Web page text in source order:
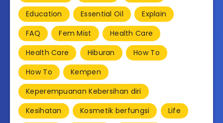
Education
Essential Oil
Explain
FAQ
Fem Mist
Health Care
Health Care
Hiburan
How To
How To
Kempen
Keperempuanan Kebersihan diri
Kesihatan
Kosmetik berfungsi
Life